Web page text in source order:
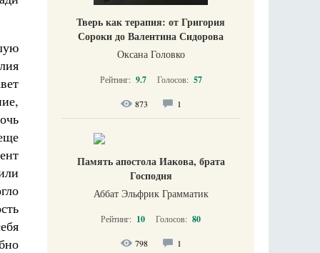
Тверь как терапия: от Григория
Сороки до Валентина Сидорова
Оксана Головко
Рейтинг: 9.7 Голосов: 57
873 1
Память апостола Иакова, брата
Господня
Аббат Эльфрик Грамматик
Рейтинг: 10 Голосов: 80
798 1